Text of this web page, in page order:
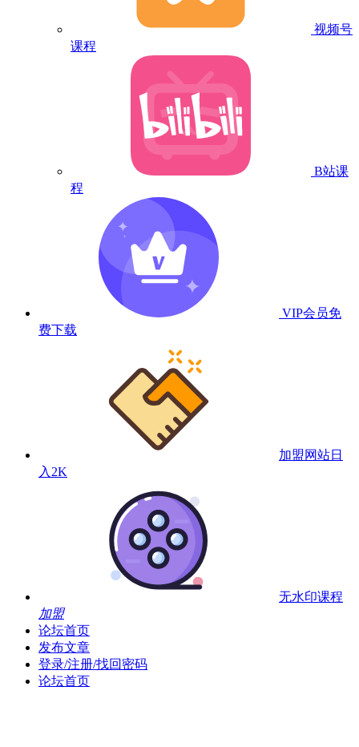
视频号
课程
B站课
程
VIP会员免
费下载
加盟网站日
入2K
无水印课程
加盟
论坛首页
发布文章
登录/注册/找回密码
论坛首页